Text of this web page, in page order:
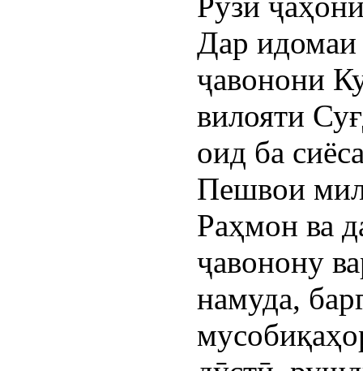
Дар
ҷавонони
вилояти
оид ба
Пешвои
Раҳмон ва
ҷавонону
намуда,